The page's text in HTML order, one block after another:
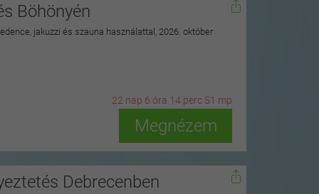
Böhönyén
jakuzzi és szauna használattal, 2026. október
22 nap 6 óra 14 perc 49 mp
Megnézem
Debrecenben